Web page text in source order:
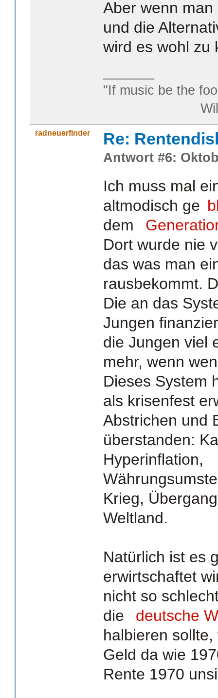
Aber wenn
und die
wird es wohl zu
"If music be the
William
radneuerfinder Re:
Antwort #6:
Ich muss mal
altmodisch ge
dem
Dort wurde nie
das was man
rausbekommt.
Die an das
Jungen
die Jungen viel
mehr, wenn
Dieses System
als krisenfest
Abstrichen und
überstanden:
Hyperinflation,
Krieg,
Weltland.
Natürlich ist es
erwirtschaftet
nicht so
die
deutsche
halbieren
Geld da wie
Rente 1970